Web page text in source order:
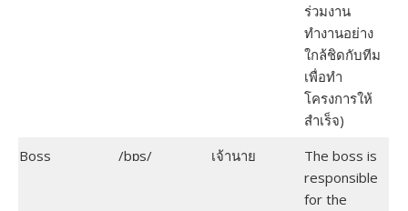
ร่วมงาน
ทำงานอย่าง
ใกล้ชิดกับทีม
เพื่อทำ
โครงการให้
สำเร็จ)
Boss
/bɒs/ เจ้านาย
The boss is
responsible
for the